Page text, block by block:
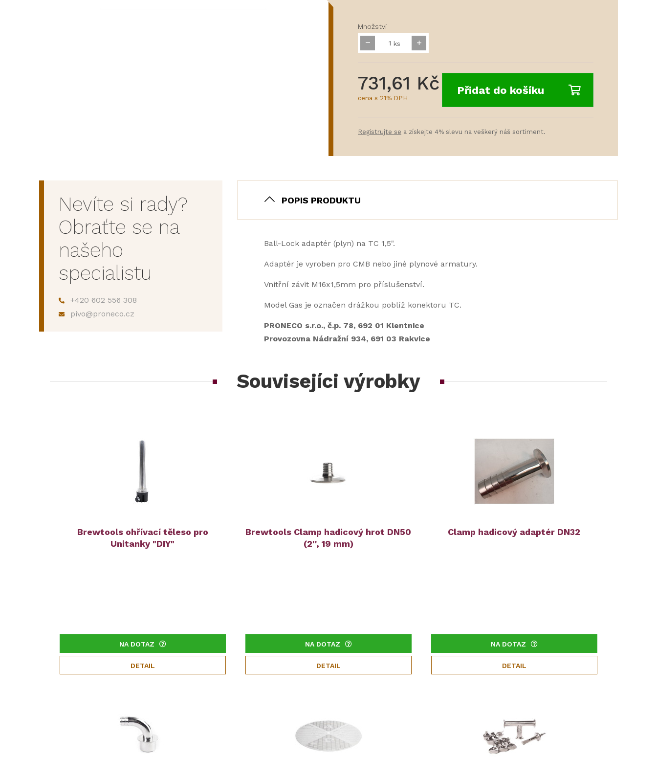
Množství
ks
731,61 Kč
cena s 21% DPH
Přidat do košíku
Registrujte se a získejte 4% slevu na veškerý náš sortiment.
Nevíte si rady?
Obraťte se na
našeho
specialistu
+420 602 556 308
pivo@proneco.cz
POPIS PRODUKTU
Ball-Lock adaptér (plyn) na TC 1,5".
Adaptér je vyroben pro CMB nebo jiné plynové armatury.
Vnitřní závit M16x1,5mm pro příslušenství.
Model Gas je označen drážkou poblíž konektoru TC.
PRONECO s.r.o., č.p. 78, 692 01 Klentnice
Provozovna Nádražní 934, 691 03 Rakvice
Souvisejíci výrobky
Brewtools ohřívací těleso pro
Unitanky "DIY"
NA DOTAZ
DETAIL
Brewtools Clamp hadicový hrot DN50
(2'', 19 mm)
NA DOTAZ
DETAIL
Clamp hadicový adaptér DN32
NA DOTAZ
DETAIL